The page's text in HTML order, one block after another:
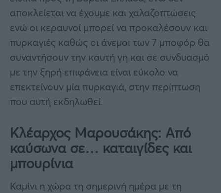
αποκλείεται να έχουμε και χαλαζοπτώσεις
ενώ οι κεραυνοί μπορεί να προκαλέσουν και
πυρκαγιές καθώς οι άνεμοι των 7 μποφόρ θα
συναντήσουν την καυτή γη και σε συνδυασμό
με την ξηρή επιφάνεια είναι εύκολο να
επεκτείνουν μία πυρκαγιά, στην περίπτωση
που αυτή εκδηλωθεί.
Κλέαρχος Μαρουσάκης: Από
καύσωνα σε… καταιγίδες και
μπουρίνια
Καμίνι η χώρα τη σημερινή ημέρα με τη